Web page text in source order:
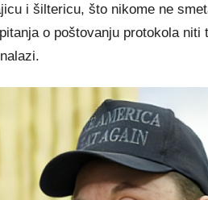
i šiltericu, što nikome ne
o poštovanju protokola niti